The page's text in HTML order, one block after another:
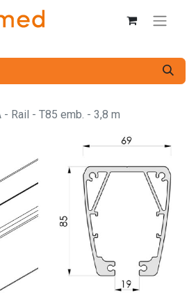
Rail - T85 emb. - 3,8 m